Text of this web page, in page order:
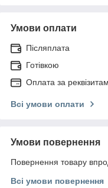
Умови оплати
Післяплата
Готівкою
Оплата за
Всі умови оплати
Умови повернення
Повернення товару
Всі умови повернення